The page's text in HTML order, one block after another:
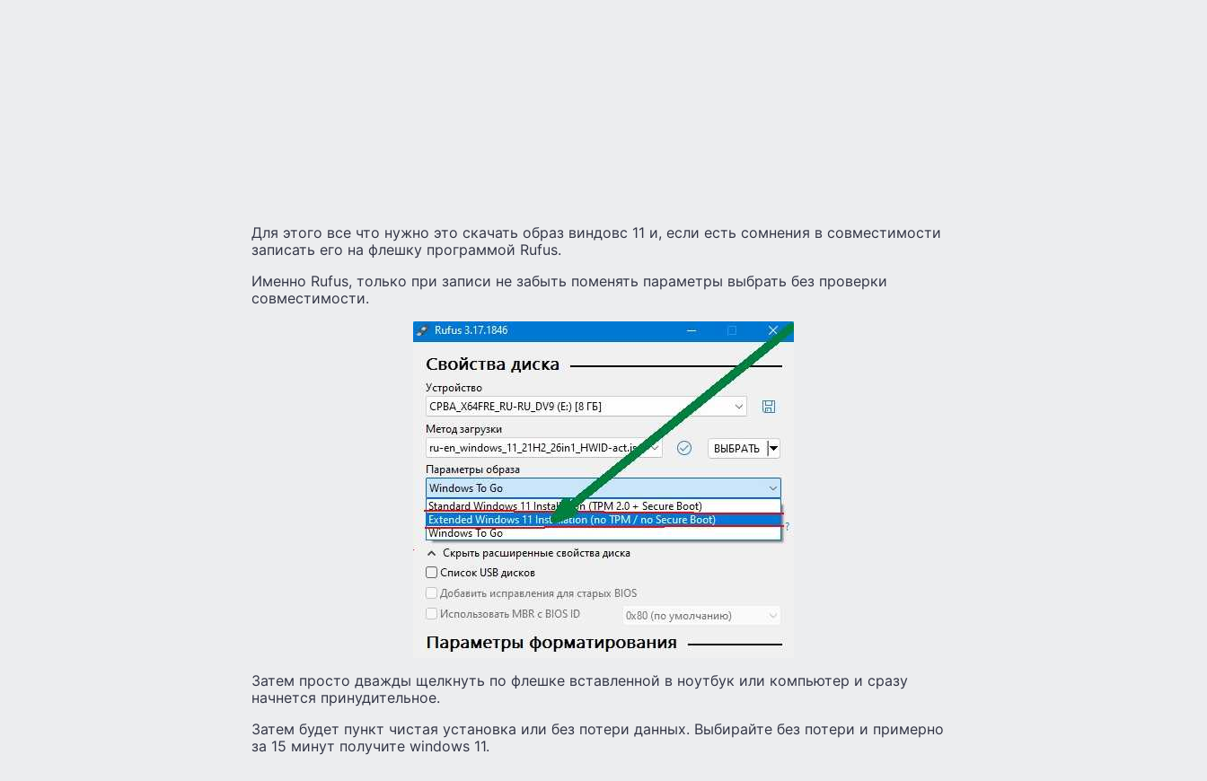
Для этого все что нужно это скачать образ виндовс 11 и, если есть сомнения в совместимости
записать его на флешку программой Rufus.
Именно Rufus, только при записи не забыть поменять параметры выбрать без проверки
совместимости.
Затем просто дважды щелкнуть по флешке вставленной в ноутбук или компьютер и сразу
начнется принудительное.
Затем будет пункт чистая установка или без потери данных. Выбирайте без потери и примерно
за 15 минут получите windows 11.